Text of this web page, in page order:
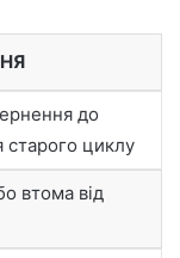
до
циклу
втома від